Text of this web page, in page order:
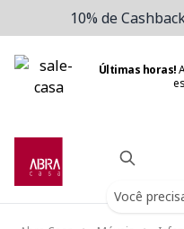
10% de
Últimas horas!
Você